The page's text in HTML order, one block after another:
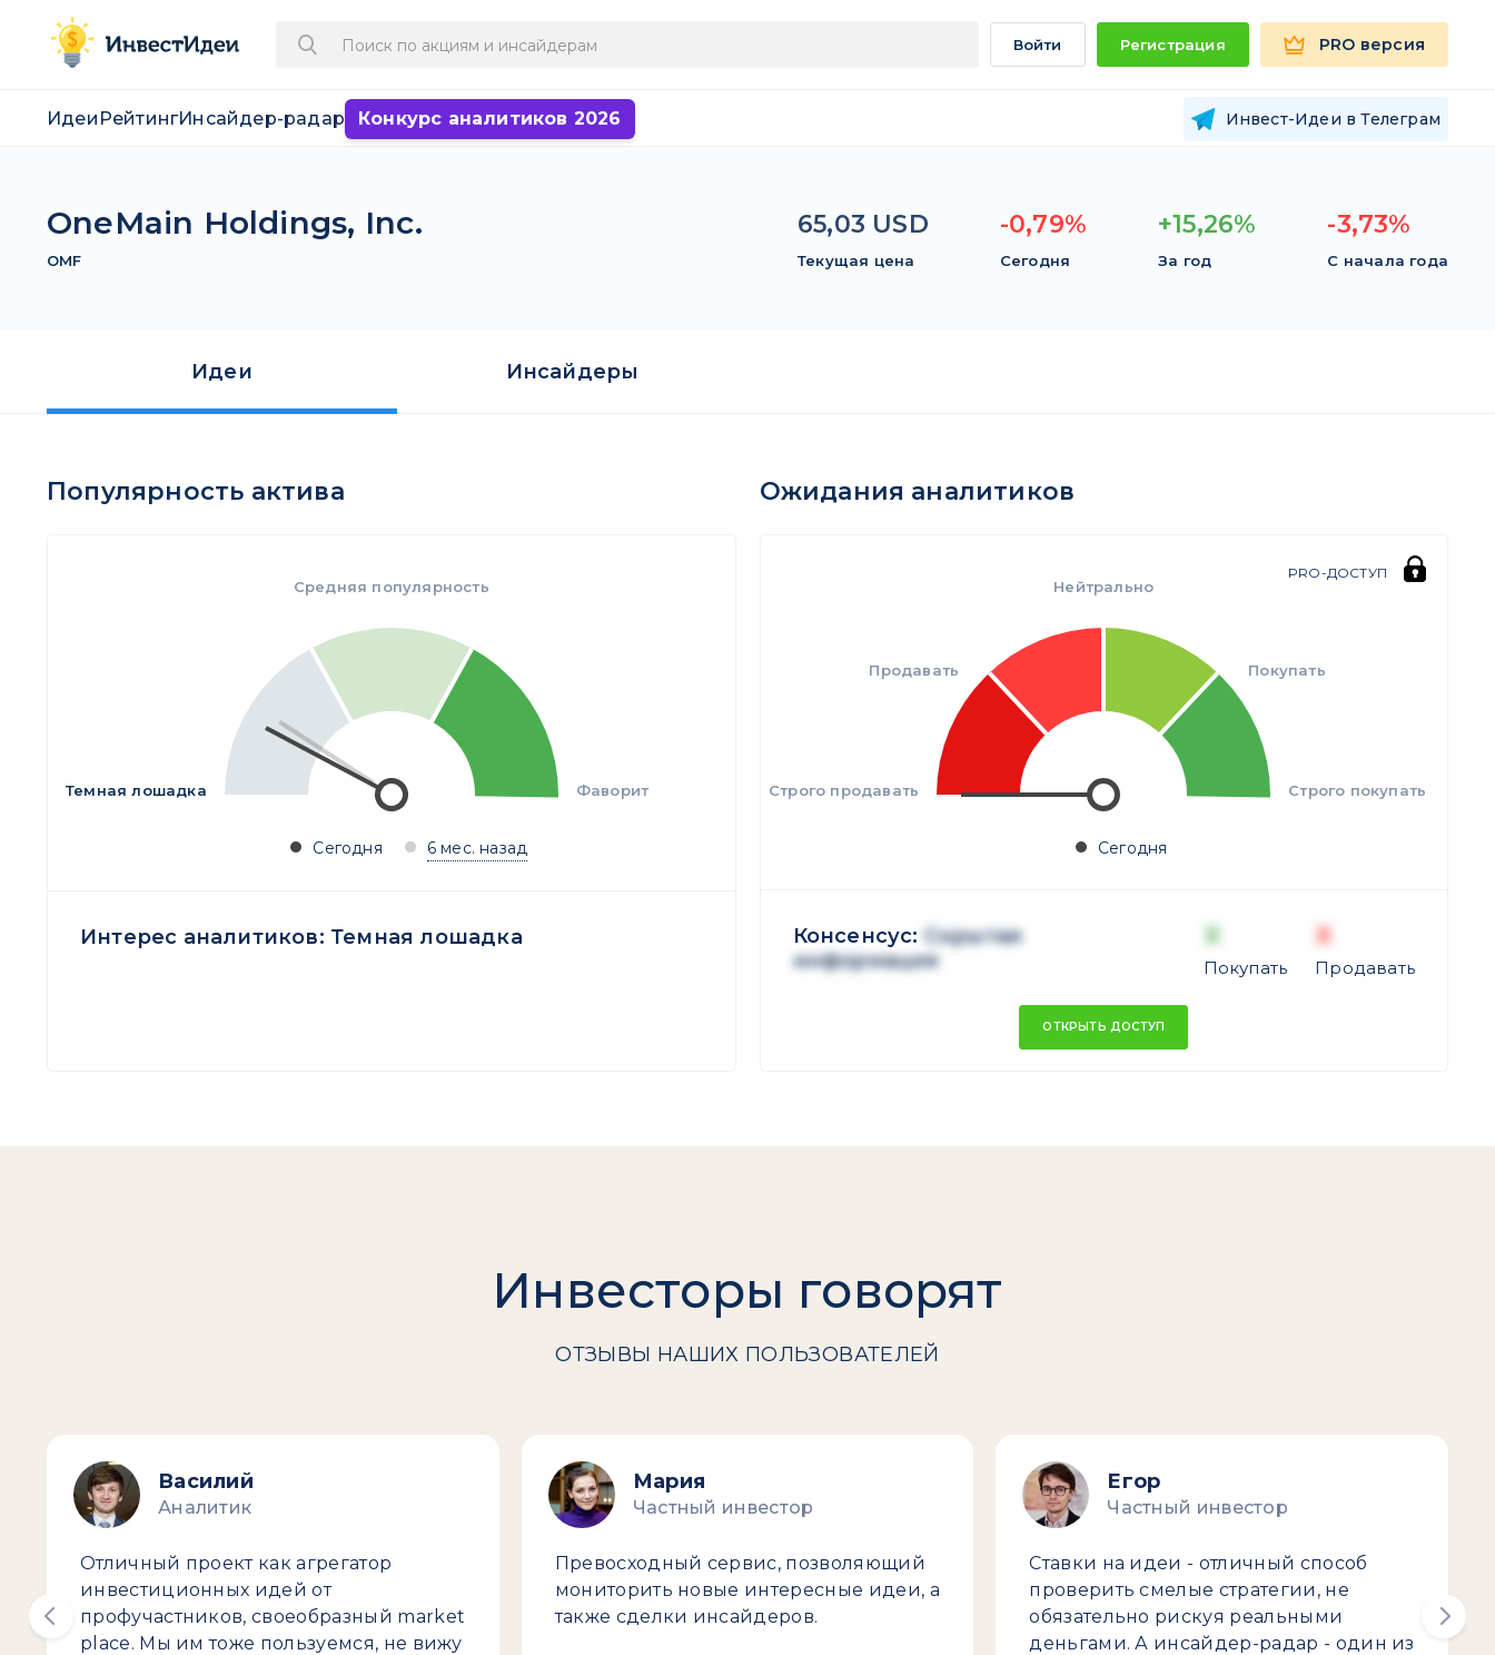
Войти Регистрация PRO версия
Идеи РейтингИнсайдер-радар Конкурс аналитиков 2026 Инвест-Идеи в Телеграм
OneMain Holdings, Inc.
OMF
65,03 USD
Текущая цена
-0,79%
Сегодня
+15,26%
За год
-3,73%
С начала года
Идеи Инсайдеры
Популярность актива
Темная лошадка Фаворит
Средняя популярность
Сегодня 6 мес. назад
Интерес аналитиков: Темная лошадка
Ожидания аналитиков
PRO-ДОСТУП
Строго продавать
Продавать
Нейтрально
Покупать
Строго покупать
Сегодня
Консенсус:
Скрытая
информация
X
Покупать
X
Продавать
ОТКРЫТЬ ДОСТУП
Инвесторы говорят
ОТЗЫВЫ НАШИХ ПОЛЬЗОВАТЕЛЕЙ
Василий
Аналитик
Отличный проект как агрегатор
инвестиционных идей от
профучастников, своеобразный market
place. Мы им тоже пользуемся, не вижу
Мария
Частный инвестор
Превосходный сервис, позволяющий
мониторить новые интересные идеи, а
также сделки инсайдеров.
Егор
Частный инвестор
Ставки на идеи - отличный способ
проверить смелые стратегии, не
обязательно рискуя реальными
деньгами. А инсайдер-радар - один из